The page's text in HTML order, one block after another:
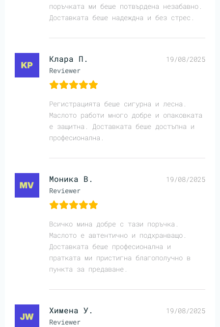
поръчката ми беше потвърдена незабавно.
Доставката беше надеждна и без стрес.
Клара П.
Reviewer
19/08/2025
Регистрацията беше сигурна и лесна.
Маслото работи много добре и опаковката
е защитна. Доставката беше достъпна и
професионална.
Моника В.
Reviewer
19/08/2025
Всичко мина добре с тази поръчка.
Маслото е автентично и подхранващо.
Доставката беше професионална и
пратката ми пристигна благополучно в
пункта за предаване.
Химена У.
Reviewer
19/08/2025